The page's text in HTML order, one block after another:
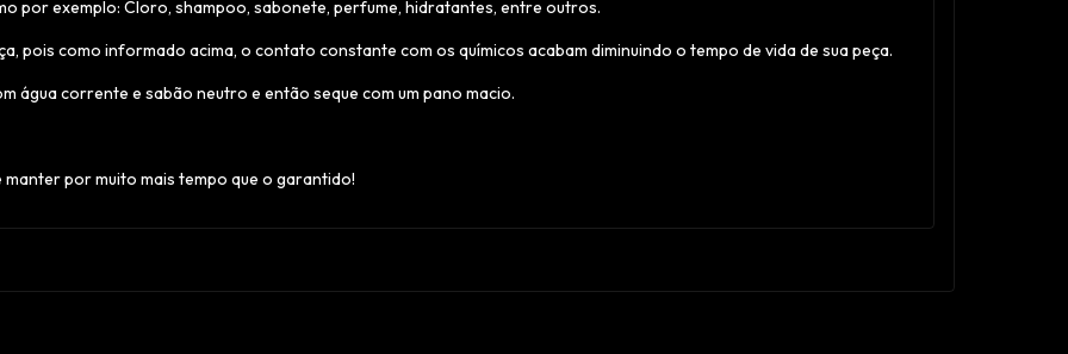
por exemplo: Cloro, shampoo, sabonete, perfume, hidratantes, entre outros.
pois como informado acima, o contato constante com os químicos acabam diminuindo o tempo de vida de sua peça.
água corrente e sabão neutro e então seque com um pano macio.
manter por muito mais tempo que o garantido!